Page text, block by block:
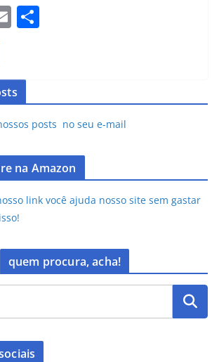
E
l
posts no seu e-mail
na Amazon
link você ajuda nosso site sem gastar
quem procura, acha!